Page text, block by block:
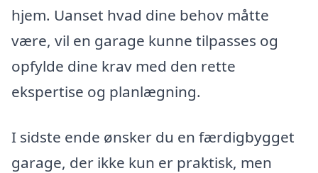
hjem. Uanset hvad dine behov måtte
være, vil en garage kunne tilpasses og
opfylde dine krav med den rette
ekspertise og planlægning.
I sidste ende ønsker du en færdigbygget
garage, der ikke kun er praktisk, men